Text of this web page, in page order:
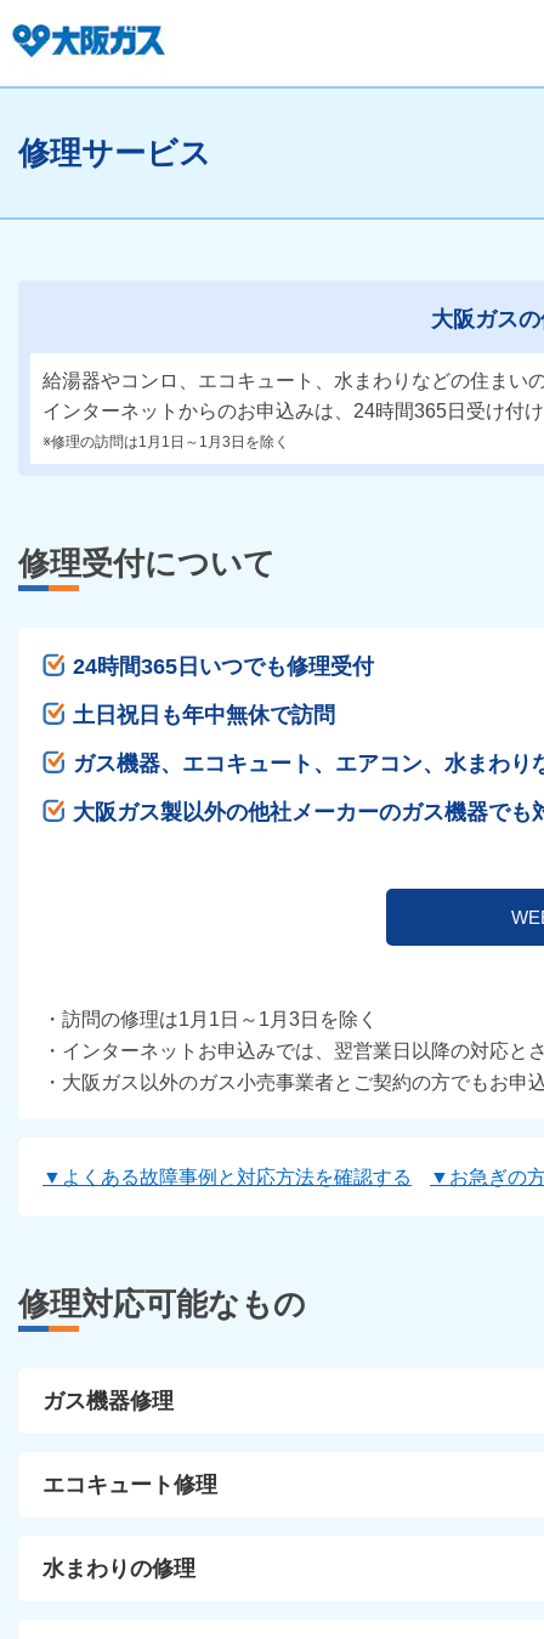
修理サービス
大阪ガス
給湯器やコンロ、エコキュート、水まわりなどの住まい
インターネットからのお申込みは、24時間365日受け付
※修理の訪問は1月1日～1月3日を除く
修理受付について
24時間365日いつでも修理受付
土日祝日も年中無休で訪問
ガス機器、エコキュート、エアコン、水まわ
大阪ガス製以外の他社メーカーのガス機器でも
・訪問の修理は1月1日～1月3日を除く
・インターネットお申込みでは、翌営業日以降の対応と
・大阪ガス以外のガス小売事業者とご契約の方でもお申
▼よくある故障事例と対応方法を確認する ▼お急ぎの
修理対応可能なもの
ガス機器修理
エコキュート修理
水まわりの修理